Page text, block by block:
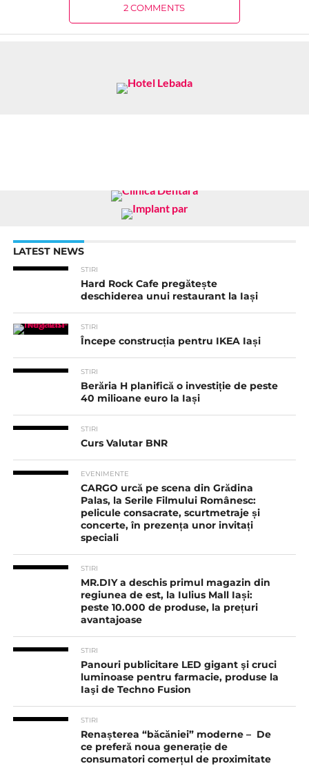
2 COMMENTS
LATEST NEWS
STIRI
Hard Rock Cafe pregătește
deschiderea unui restaurant la Iași
STIRI
Începe construcția pentru IKEA Iași
STIRI
Berăria H planifică o investiție de peste
40 milioane euro la Iași
STIRI
Curs Valutar BNR
EVENIMENTE
CARGO urcă pe scena din Grădina
Palas, la Serile Filmului Românesc:
pelicule consacrate, scurtmetraje și
concerte, în prezența unor invitați
speciali
STIRI
MR.DIY a deschis primul magazin din
regiunea de est, la Iulius Mall Iași:
peste 10.000 de produse, la prețuri
avantajoase
STIRI
Panouri publicitare LED gigant şi cruci
luminoase pentru farmacie, produse la
Iaşi de Techno Fusion
STIRI
Renașterea “băcăniei” moderne – De
ce preferă noua generație de
consumatori comerțul de proximitate